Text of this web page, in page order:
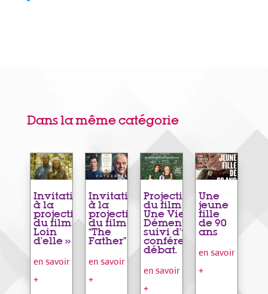
Dans la même catégorie
Invitation
à la
projection
du film «
Loin
d’elle »
en savoir
+
Invitation
à la
projection
du film
“The
Father”
en savoir
+
Projection
du film «
Une Vie
Démente »
suivi d’une
conférence
débat.
en savoir
+
Une
jeune
fille
de 90
ans
en savoir
+